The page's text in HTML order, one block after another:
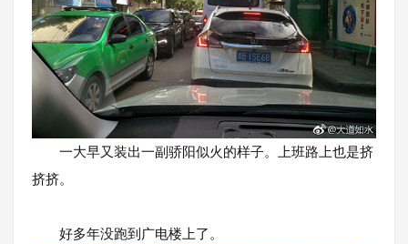
一大早又装出一副骄阳似火的样子。上班路上也是挤
挤挤。
好多年没跑到广电楼上了。